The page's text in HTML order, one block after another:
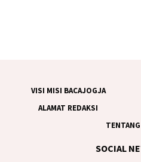
VISI MISI BACAJOGJA
ALAMAT REDAKSI
SOCIAL